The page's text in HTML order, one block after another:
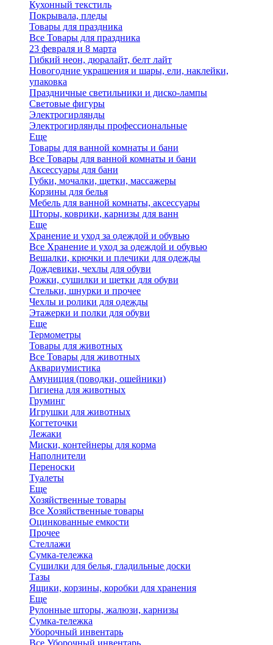
Кухонный текстиль
Покрывала, пледы
Товары для праздника
Все Товары для праздника
23 февраля и 8 марта
Гибкий неон, дюралайт, белт лайт
Новогодние украшения и шары, ели, наклейки,
упаковка
Праздничные светильники и диско-лампы
Световые фигуры
Электрогирлянды
Электрогирлянды профессиональные
Еще
Товары для ванной комнаты и бани
Все Товары для ванной комнаты и бани
Аксессуары для бани
Губки, мочалки, щетки, массажеры
Корзины для белья
Мебель для ванной комнаты, аксессуары
Шторы, коврики, карнизы для ванн
Еще
Хранение и уход за одеждой и обувью
Все Хранение и уход за одеждой и обувью
Вешалки, крючки и плечики для одежды
Дождевики, чехлы для обуви
Рожки, сушилки и щетки для обуви
Стельки, шнурки и прочее
Чехлы и ролики для одежды
Этажерки и полки для обуви
Еще
Термометры
Товары для животных
Все Товары для животных
Аквариумистика
Амуниция (поводки, ошейники)
Гигиена для животных
Груминг
Игрушки для животных
Когтеточки
Лежаки
Миски, контейнеры для корма
Наполнители
Переноски
Туалеты
Еще
Хозяйственные товары
Все Хозяйственные товары
Оцинкованные емкости
Прочее
Стеллажи
Сумка-тележка
Сушилки для белья, гладильные доски
Тазы
Ящики, корзины, коробки для хранения
Еще
Рулонные шторы, жалюзи, карнизы
Сумка-тележка
Уборочный инвентарь
Все Уборочный инвентарь